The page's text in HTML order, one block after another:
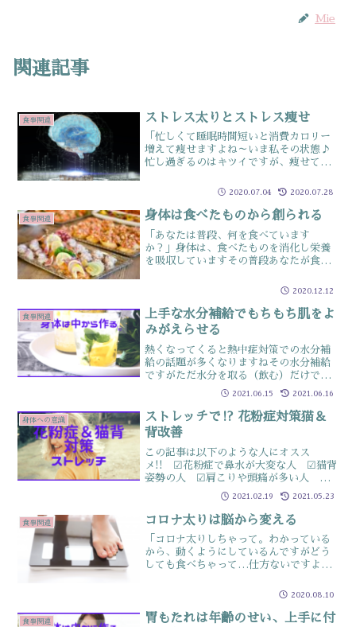
Mie
関連記事
食事関連 ストレス太りとストレス痩せ
「忙しくて睡眠時間短いと消費カロリー
増えて痩せますよね～いま私その状態♪
忙し過ぎるのはキツイですが、痩せてよ
われました詳しくきくと”多少”食事の
って「本当に多少」なので...
2020.07.04 2020.07.28
食事関連 身体は食べたものから創られる
「あなたは普段、何を食べています
か？」身体は、食べたものを消化し栄養
を吸収していますその普段あなたが食べ
お野菜・お菓子…アレルギーもあるし、
ば、食べれる・食べきれないが変...
2020.12.12
食事関連
上手な水分補給でもちもち肌をよ
みがえらせる
熱くなってくると熱中症対策での水分補
給の話題が多くなりますねその水分補給
ですがただ水分を取る（飲む）だけで
は、身体に十分吸収しきらず垂れ流し分
（要は尿として排出量が増える）状態っ
てご存知ですか？水分補給は、ごくっと
飲みこんで終わりではなく、...
2021.06.15 2021.06.16
身体への意識
ストレッチで⁉ 花粉症対策猫＆
背改善
この記事は以下のような人にオスス
メ!! ☑花粉症で鼻水が大変な人 ☑猫背
姿勢の人 ☑肩こりや頭痛が多い人 ☑
風邪なのか？鼻水が出る人花粉症の鼻水
を止める⁈先日もお伝えしましたが体調
が悪いと何もしたくないものただ花粉症
や猫背などは、日ごろから...
2021.02.19 2021.05.23
食事関連 コロナ太りは脳から変える
「コロナ太りしちゃって。わかっている
から、動くようにしているんですがどう
しても食べちゃって…仕方ないですよ
す一度動けるようになったのに、再び自
発されているようですこちら...
2020.08.10
食事関連
胃もたれは年齢のせい、上手に付